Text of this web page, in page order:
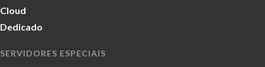
Cloud
Dedicado
SERVIDORES ESPECIAIS